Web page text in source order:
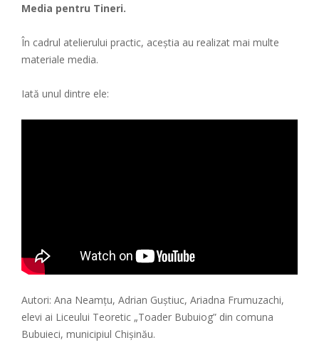
Media pentru Tineri.
În cadrul atelierului practic, aceștia au realizat mai multe
materiale media.
Iată unul dintre ele:
Autori: Ana Neamțu, Adrian Guștiuc, Ariadna Frumuzachi,
elevi ai Liceului Teoretic „Toader Bubuiog” din comuna
Bubuieci, municipiul Chișinău.